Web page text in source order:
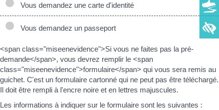
Vous demandez une carte d'identité
Vous demandez un passeport
<span class="miseenevidence">Si vous ne faites pas la pré-
demande</span>, vous devrez remplir le <span
class="miseenevidence">formulaire</span> qui vous sera remis au
guichet. C'est un formulaire cartonné qui ne peut pas être téléchargé.
Il doit être rempli à l'encre noire et en lettres majuscules.
Les informations à indiquer sur le formulaire sont les suivantes :